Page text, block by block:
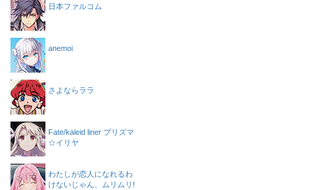
日本ファルコム
anemoi
さよならララ
Fate/kaleid liner プリズマ
☆イリヤ
わたしが恋人になれるわ
けないじゃん、ムリムリ!